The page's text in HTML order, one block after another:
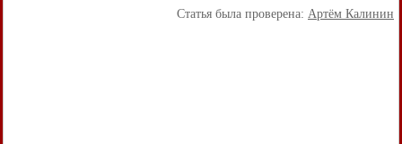
Статья была проверена: Артём Калинин